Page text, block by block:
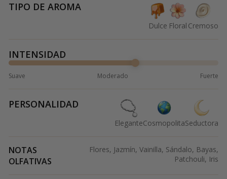
TIPO DE AROMA
Dulce Floral Cremoso
INTENSIDAD
Suave Moderado Fuerte
PERSONALIDAD
EleganteCosmopolitaSeductora
NOTAS
OLFATIVAS
Flores, Jazmín, Vainilla, Sándalo, Bayas,
Patchouli, Iris